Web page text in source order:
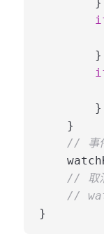
        }
        }
        }
    }
// 事
// 取
//